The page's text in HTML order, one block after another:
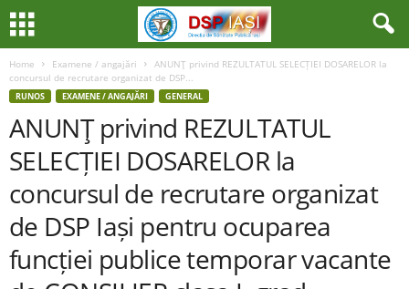
Home Examene / angajări
ANUNŢ privind REZULTATUL SELECȚIEI DOSARELOR la
concursul de recrutare organizat de DSP...
RUNOS EXAMENE / ANGAJĂRI GENERAL
ANUNŢ privind REZULTATUL
SELECȚIEI DOSARELOR la
concursul de recrutare organizat
de DSP Iași pentru ocuparea
funcției publice temporar vacante